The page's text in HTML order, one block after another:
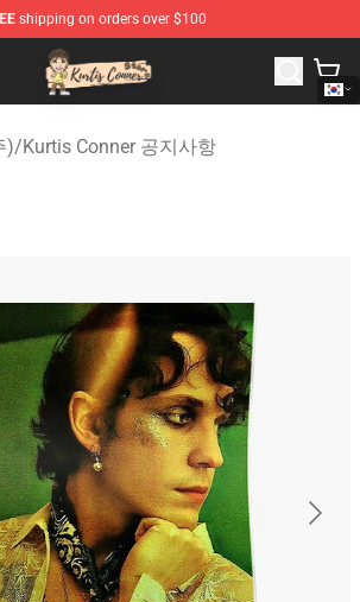
shipping on orders over $100
Store - Official Kurtis Conner Merchandise
)/Kurtis Conner 공지사항